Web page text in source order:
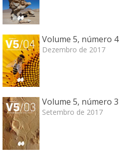
Volume 5, número 4
Dezembro de 2017
Volume 5, número 3
Setembro de 2017